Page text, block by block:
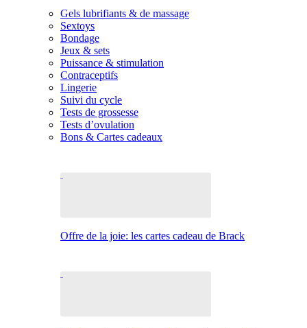
Gels lubrifiants & de massage
Sextoys
Bondage
Jeux & sets
Puissance & stimulation
Contraceptifs
Lingerie
Suivi du cycle
Tests de grossesse
Tests d’ovulation
Bons & Cartes cadeaux
Offre de la joie: les cartes cadeau de Brack